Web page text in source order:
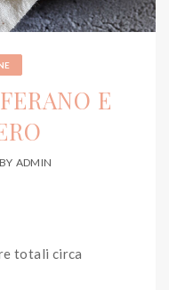
E
BY ADMIN
totali circa